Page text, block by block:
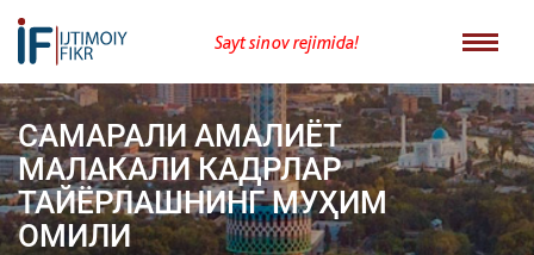
Sayt sinov rejimida!
САМАРАЛИ АМАЛИЁТ
МАЛАКАЛИ КАДРЛАР
ТАЙЁРЛАШНИНГ МУҲИМ
ОМИЛИ